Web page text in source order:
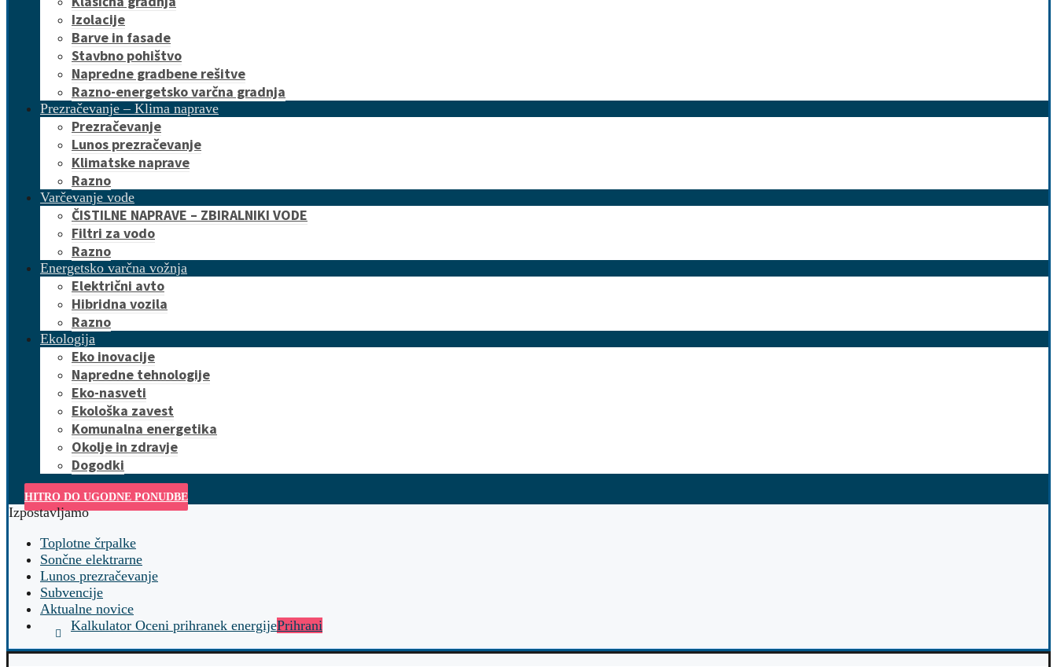
Izolacije
Barve in fasade
Stavbno pohištvo
Napredne gradbene rešitve
Razno-energetsko varčna gradnja
Prezračevanje – Klima naprave
Prezračevanje
Lunos prezračevanje
Klimatske naprave
Razno
Varčevanje vode
ČISTILNE NAPRAVE – ZBIRALNIKI VODE
Filtri za vodo
Razno
Energetsko varčna vožnja
Električni avto
Hibridna vozila
Razno
Ekologija
Eko inovacije
Napredne tehnologije
Eko-nasveti
Ekološka zavest
Komunalna energetika
Okolje in zdravje
Dogodki
HITRO DO UGODNE PONUDBE
Izpostavljamo
Toplotne črpalke
Sončne elektrarne
Lunos prezračevanje
Subvencije
Aktualne novice
Kalkulator Oceni prihranek energijePrihrani